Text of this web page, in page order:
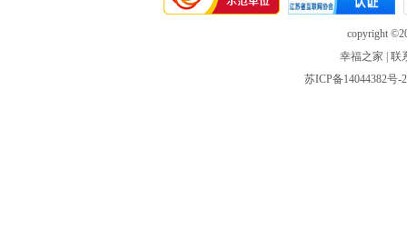
copyright
幸福之家
联
苏ICP备14044382号-2